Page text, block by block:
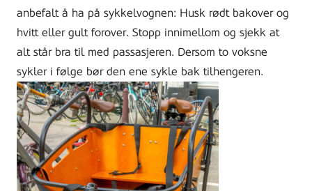
anbefalt å ha på sykkelvognen: Husk rødt bakover og
hvitt eller gult forover. Stopp innimellom og sjekk at
alt står bra til med passasjeren. Dersom to voksne
sykler i følge bør den ene sykle bak tilhengeren.